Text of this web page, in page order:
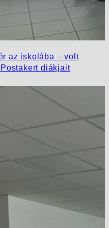
az iskolába – volt
diákjait